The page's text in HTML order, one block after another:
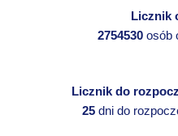
Licznik
2754530osób
Licznik do
25dni do